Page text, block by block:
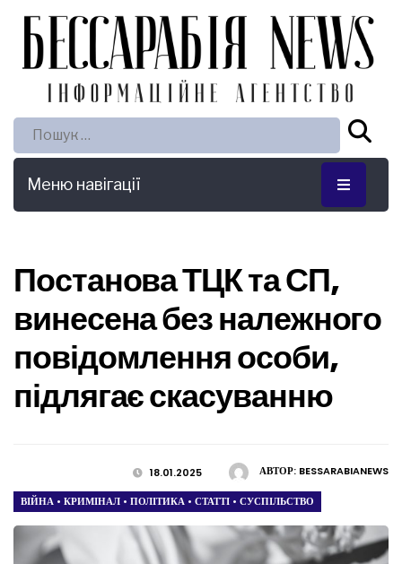
Пошук:
Меню навігації
Постанова ТЦК та СП,
винесена без належного
повідомлення особи,
підлягає скасуванню
АВТОР: BESSARABIANEWS
18.01.2025
ВІЙНА • КРИМІНАЛ • ПОЛІТИКА • СТАТТІ • СУСПІЛЬСТВО